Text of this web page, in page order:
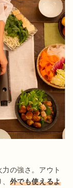
の強さ。アウト
外でも使えるよ